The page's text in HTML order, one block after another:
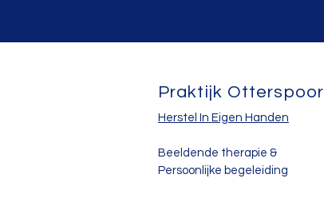
Praktijk Otterspoor
Herstel In Eigen Handen
Beeldende therapie &
Persoonlijke begeleiding